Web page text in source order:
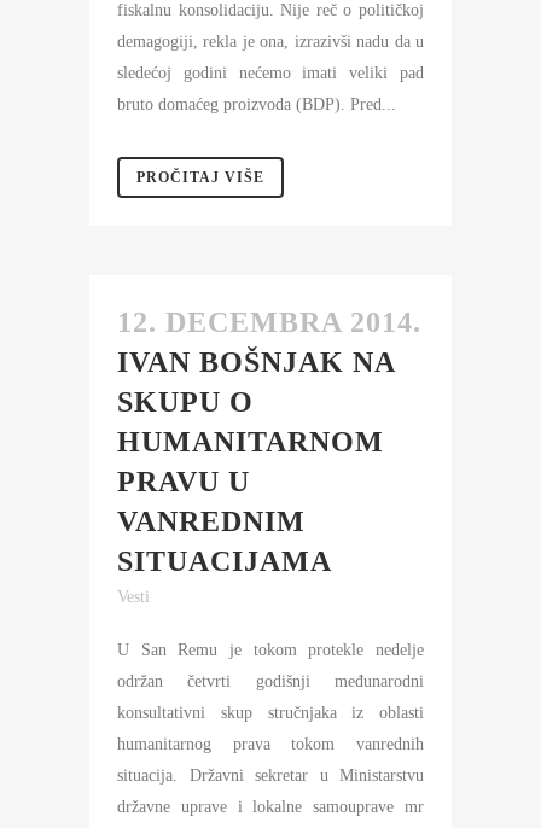
fiskalnu konsolidaciju. Nije reč o političkoj
demagogiji, rekla je ona, izrazivši nadu da u
sledećoj godini nećemo imati veliki pad
bruto domaćeg proizvoda (BDP). Pred...
PROČITAJ VIŠE
12. DECEMBRA 2014.
IVAN BOŠNJAK NA
SKUPU O
HUMANITARNOM
PRAVU U
VANREDNIM
SITUACIJAMA
Vesti
U San Remu je tokom protekle nedelje
održan četvrti godišnji međunarodni
konsultativni skup stručnjaka iz oblasti
humanitarnog prava tokom vanrednih
situacija. Državni sekretar u Ministarstvu
državne uprave i lokalne samouprave mr